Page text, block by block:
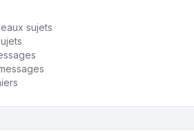
sujets